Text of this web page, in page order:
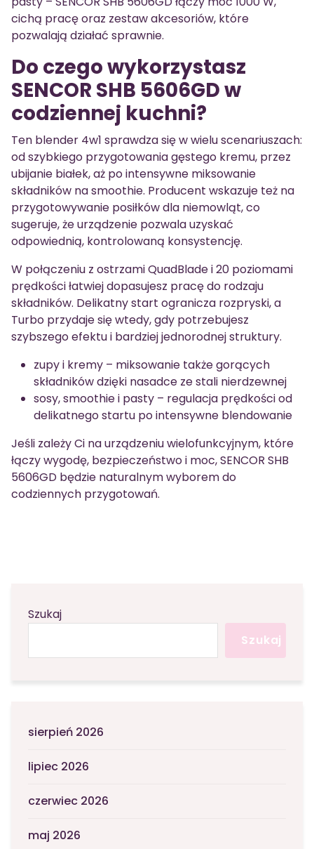
cichą pracę oraz zestaw akcesoriów, które
pozwalają działać sprawnie.
Do czego wykorzystasz
SENCOR SHB 5606GD w
codziennej kuchni?
Ten blender 4w1 sprawdza się w wielu scenariuszach:
od szybkiego przygotowania gęstego kremu, przez
ubijanie białek, aż po intensywne miksowanie
składników na smoothie. Producent wskazuje też na
przygotowywanie posiłków dla niemowląt, co
sugeruje, że urządzenie pozwala uzyskać
odpowiednią, kontrolowaną konsystencję.
W połączeniu z ostrzami QuadBlade i 20 poziomami
prędkości łatwiej dopasujesz pracę do rodzaju
składników. Delikatny start ogranicza rozpryski, a
Turbo przydaje się wtedy, gdy potrzebujesz
szybszego efektu i bardziej jednorodnej struktury.
zupy i kremy – miksowanie także gorących
składników dzięki nasadce ze stali nierdzewnej
sosy, smoothie i pasty – regulacja prędkości od
delikatnego startu po intensywne blendowanie
Jeśli zależy Ci na urządzeniu wielofunkcyjnym, które
łączy wygodę, bezpieczeństwo i moc, SENCOR SHB
5606GD będzie naturalnym wyborem do
codziennych przygotowań.
Szukaj
Szukaj
sierpień 2026
lipiec 2026
czerwiec 2026
maj 2026